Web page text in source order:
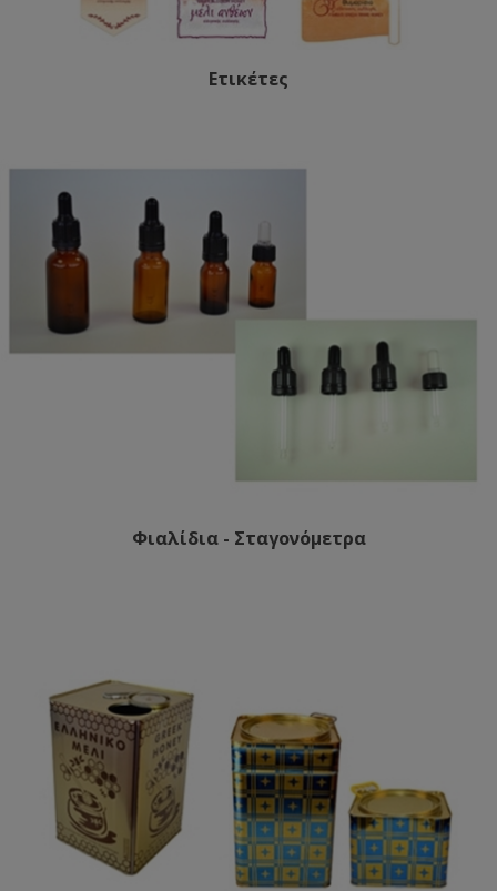
Ετικέτες
Φιαλίδια - Σταγονόμετρα